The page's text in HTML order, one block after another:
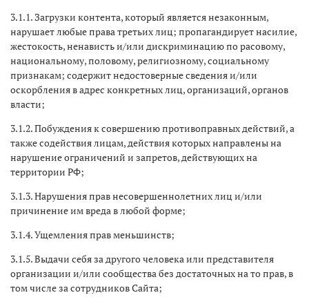
3.1.1. Загрузки контента, который является незаконным,
нарушает любые права третьих лиц; пропагандирует насилие,
жестокость, ненависть и/или дискриминацию по расовому,
национальному, половому, религиозному, социальному
признакам; содержит недостоверные сведения и/или
оскорбления в адрес конкретных лиц, организаций, органов
власти;
3.1.2. Побуждения к совершению противоправных действий, а
также содействия лицам, действия которых направлены на
нарушение ограничений и запретов, действующих на
территории РФ;
3.1.3. Нарушения прав несовершеннолетних лиц и/или
причинение им вреда в любой форме;
3.1.4. Ущемления прав меньшинств;
3.1.5. Выдачи себя за другого человека или представителя
организации и/или сообщества без достаточных на то прав, в
том числе за сотрудников Сайта;